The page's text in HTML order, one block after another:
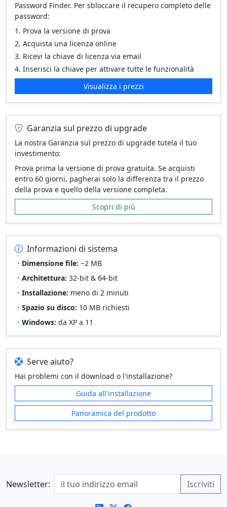
Password Finder. Per sbloccare il recupero completo delle
password:
Prova la versione di prova
Acquista una licenza online
Ricevi la chiave di licenza via email
Inserisci la chiave per attivare tutte le funzionalità
Visualizza i prezzi
Garanzia sul prezzo di upgrade
La nostra Garanzia sul prezzo di upgrade tutela il tuo
investimento:
Prova prima la versione di prova gratuita. Se acquisti
entro 60 giorni, pagherai solo la differenza tra il prezzo
della prova e quello della versione completa.
Scopri di più
Informazioni di sistema
Dimensione file: ~2 MB
Architettura: 32-bit & 64-bit
Installazione: meno di 2 minuti
Spazio su disco: 10 MB richiesti
Windows: da XP a 11
Serve aiuto?
Hai problemi con il download o l'installazione?
Guida all'installazione
Panoramica del prodotto
Newsletter: